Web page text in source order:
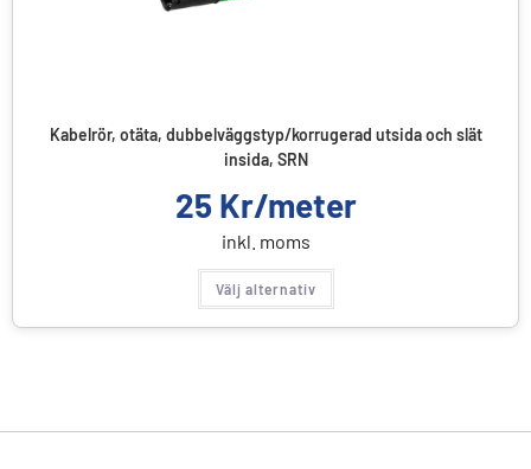
Kabelrör, otäta, dubbelväggstyp/korrugerad utsida och slät
insida, SRN
25 Kr/meter
inkl. moms
Välj alternativ